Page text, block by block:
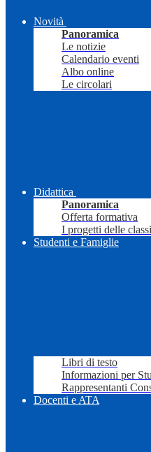
Novità
Panoramica
Le notizie
Calendario eventi
Albo online
Le circolari
Didattica
Panoramica
Offerta formativa
I progetti delle classi
Studenti e Famiglie
Libri di testo
Informazioni per
Rappresentanti
Docenti e ATA